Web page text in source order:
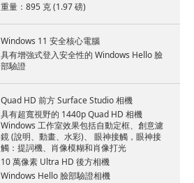
重量：895 克 (1.97 磅)
Windows 11 安全核心電腦
具有增強式登入安全性的 Windows Hello 臉
部驗證
Quad HD 前方 Surface Studio 相機
具有超寬視野的 1440p Quad HD 相機
Windows 工作室效果包括自動定框、創意濾
鏡 (說明、動畫、水彩)、 眼神接觸，眼神接
觸：提詞機、肖像模糊和肖像打光
10 萬像素 Ultra HD 後方相機
Windows Hello 臉部驗證相機